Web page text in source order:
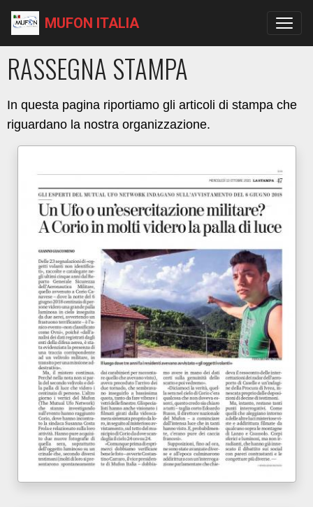
MUFON ITALIA
RASSEGNA STAMPA
In questa pagina riportiamo gli articoli di stampa che
riguardano la nostra organizzazione.